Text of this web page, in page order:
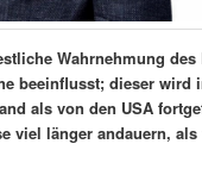
Wahrnehmung des
beeinflusst; dieser wird
als von den USA
viel länger andauern, als